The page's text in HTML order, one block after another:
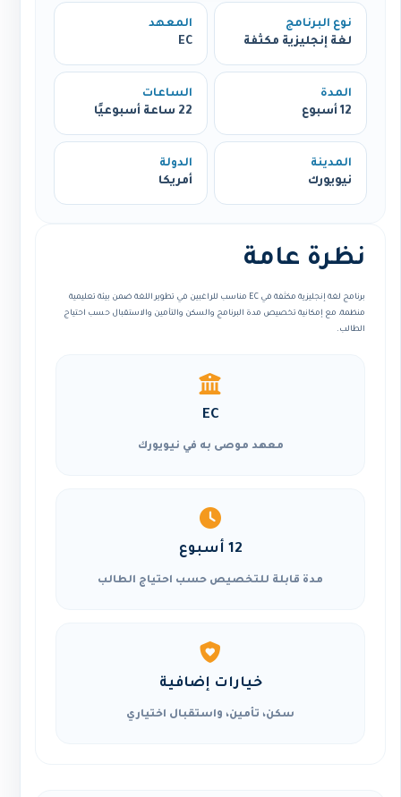
نوع البرنامج
لغة إنجليزية مكثفة
المعهد
EC
المدة
12 أسبوع
الساعات
22 ساعة أسبوعيًا
المدينة
نيويورك
الدولة
أمريكا
نظرة عامة
برنامج لغة إنجليزية مكثفة في EC مناسب للراغبين في تطوير اللغة ضمن بيئة تعليمية
منظمة، مع إمكانية تخصيص مدة البرنامج والسكن والتأمين والاستقبال حسب احتياج
الطالب.
EC
معهد موصى به في نيويورك
12 أسبوع
مدة قابلة للتخصيص حسب احتياج الطالب
خيارات إضافية
سكن، تأمين، واستقبال اختياري